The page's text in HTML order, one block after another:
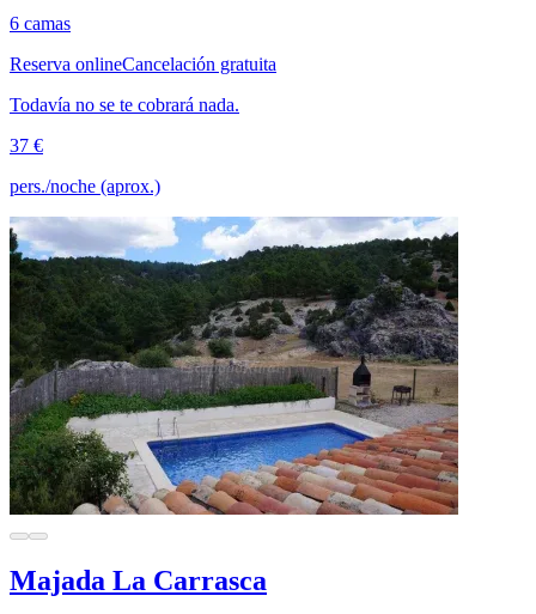
6 camas
Reserva onlineCancelación gratuita
Todavía no se te cobrará nada.
37 €
pers./noche (aprox.)
Majada La Carrasca